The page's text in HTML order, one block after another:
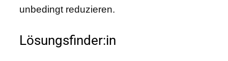
unbedingt reduzieren.
Lösungsfinder:in